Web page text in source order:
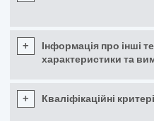
+
Інформація про інші
характеристики та
+ Кваліфікаційні